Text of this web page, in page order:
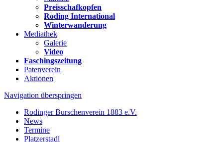
Preisschafkopfen
Roding International
Winterwanderung
Mediathek
Galerie
Video
Faschingszeitung
Patenverein
Aktionen
Navigation überspringen
Rodinger Burschenverein 1883 e.V.
News
Termine
Platzerstadl